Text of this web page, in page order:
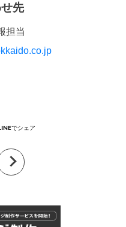
先
担当
でシェア